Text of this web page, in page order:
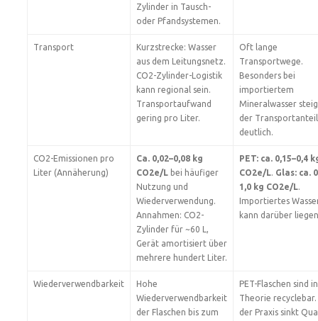
Zylinder in Tausch-
oder Pfandsystemen.
Transport
Kurzstrecke: Wasser
aus dem Leitungsnetz.
CO2-Zylinder-Logistik
kann regional sein.
Transportaufwand
gering pro Liter.
Oft lange
Transportwege.
Besonders bei
importiertem
Mineralwasser
der Transportanteil
deutlich.
CO2-Emissionen pro
Liter (Annäherung)
Ca. 0,02–0,08 kg
CO2e/L bei häufiger
Nutzung und
Wiederverwendung.
Annahmen: CO2-
Zylinder für ~60 L,
Gerät amortisiert über
mehrere hundert Liter.
PET: ca. 0,15–0,4
CO2e/L. Glas: ca.
1,0 kg CO2e/L.
Importiertes
kann darüber
Wiederverwendbarkeit
Hohe
Wiederverwendbarkeit
der Flaschen bis zum
PET-Flaschen sind
Theorie recyclebar.
der Praxis sinkt